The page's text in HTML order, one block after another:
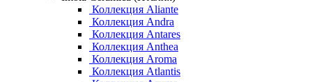
Коллекция Aliante
Коллекция Andra
Коллекция Antares
Коллекция Anthea
Коллекция Aroma
Коллекция Atlantis